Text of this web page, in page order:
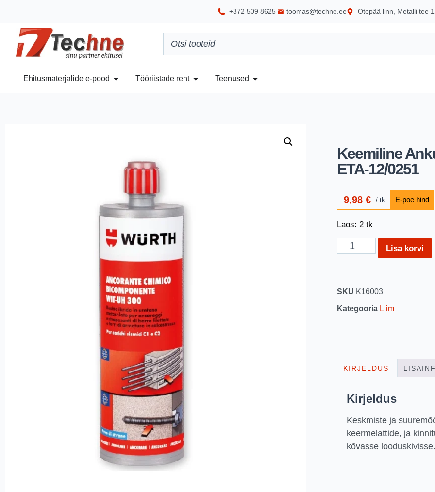
+372 509 8625 toomas@techne.ee Otepää linn, Metalli tee 1
Ehitusmaterjalide e-pood Tööriistade rent Teenused
Keemiline
ETA-12/0251
9,98€ tk
Laos: 2 tk
Lisa korvi
SKU K16003
Kategooria Liim
KIRJELDUS
Kirjeldus
Keskmiste ja
keermelattide, ja
kõvasse looduskivisse.